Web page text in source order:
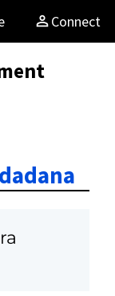
Connect